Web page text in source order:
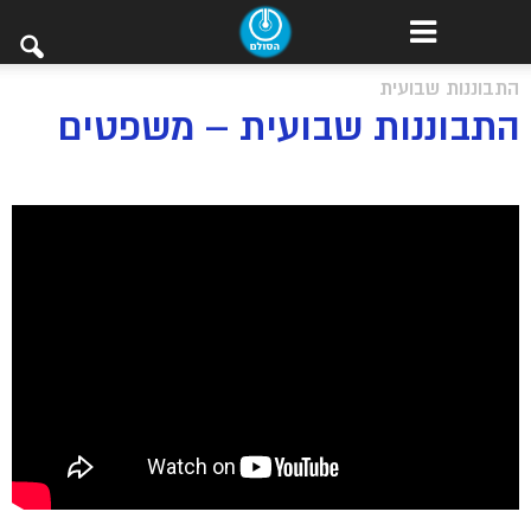
התבוננות שבועית
התבוננות שבועית – משפטים